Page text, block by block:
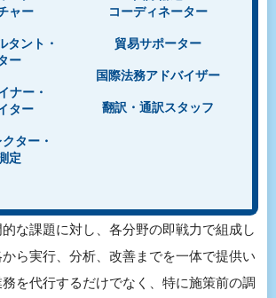
ャー
タント・
ー
ナー・
ター
ター・
定
コーディネーター
貿易サポーター
国際法務アドバイザー
翻訳・通訳スタッフ
な課題に対し、各分野の即戦力で組成し
ら実行、分析、改善までを一体で提供い
を代行するだけでなく、特に施策前の調